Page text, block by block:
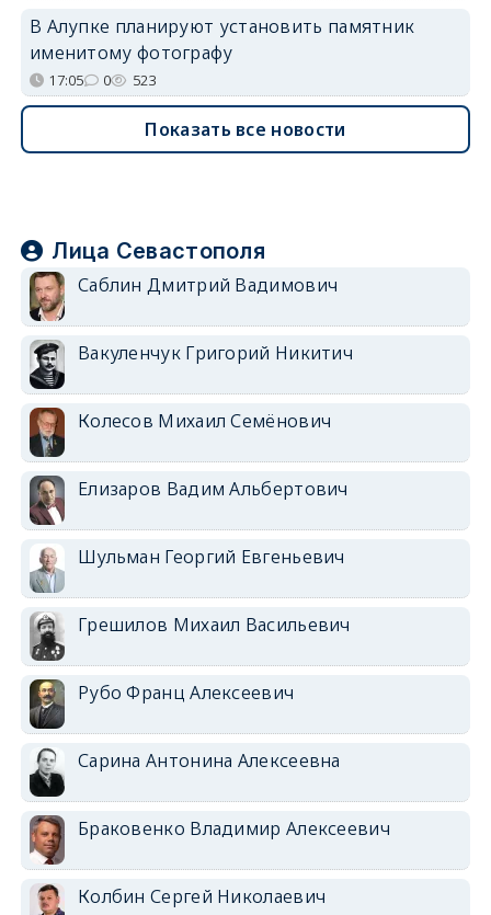
В Алупке планируют установить памятник
именитому фотографу
17:05 0 523
Показать все новости
Лица Севастополя
Саблин Дмитрий Вадимович
Вакуленчук Григорий Никитич
Колесов Михаил Семёнович
Елизаров Вадим Альбертович
Шульман Георгий Евгеньевич
Грешилов Михаил Васильевич
Рубо Франц Алексеевич
Сарина Антонина Алексеевна
Браковенко Владимир Алексеевич
Колбин Сергей Николаевич